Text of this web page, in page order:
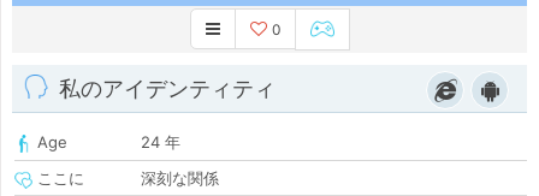
0
私のアイデンティティ
Age
24 年
ここに
深刻な関係